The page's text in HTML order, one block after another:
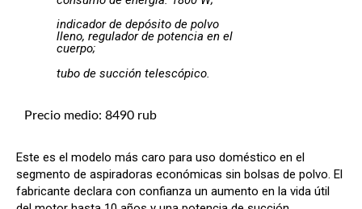
indicador de depósito de polvo
lleno, regulador de potencia en el
cuerpo;
tubo de succión telescópico.
Precio medio: 8490 rub
Este es el modelo más caro para uso doméstico en el
segmento de aspiradoras económicas sin bolsas de polvo. El
fabricante declara con confianza un aumento en la vida útil